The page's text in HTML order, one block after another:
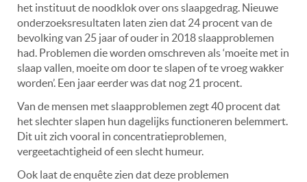
het instituut de noodklok over ons slaapgedrag. Nieuwe
onderzoeksresultaten laten zien dat 24 procent van de
bevolking van 25 jaar of ouder in 2018 slaapproblemen
had. Problemen die worden omschreven als ‘moeite met in
slaap vallen, moeite om door te slapen of te vroeg wakker
worden’. Een jaar eerder was dat nog 21 procent.
Van de mensen met slaapproblemen zegt 40 procent dat
het slechter slapen hun dagelijks functioneren belemmert.
Dit uit zich vooral in concentratieproblemen,
vergeetachtigheid of een slecht humeur.
Ook laat de enquête zien dat deze problemen